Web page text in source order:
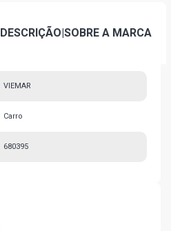
DESCRIÇÃO|SOBRE A MARCA
VIEMAR
Carro
680395